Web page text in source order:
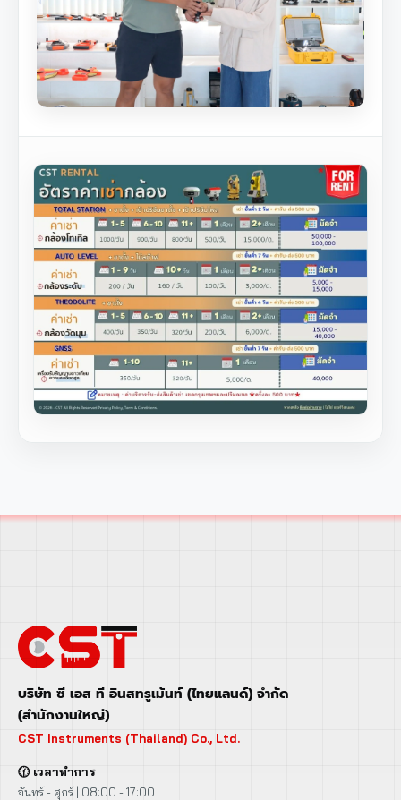
บริษัท ซี เอส ที อินสทรูเม้นท์ (ไทยแลนด์) จำกัด
(สำนักงานใหญ่)
CST Instruments (Thailand) Co., Ltd.
🕜 เวลาทำการ
จันทร์ - ศุกร์ | 08:00 - 17:00